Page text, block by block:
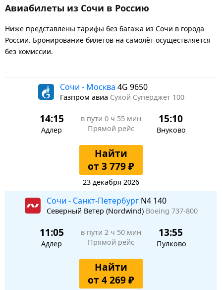
Авиабилеты из Сочи в Россию
Ниже представлены тарифы без багажа из Сочи в города
России. Бронирование билетов на самолёт осуществляется
без комиссии.
Сочи - Москва 4G 9650
Газпром авиа Сухой Суперджет 100
14:15
Адлер
в пути 0 ч 55 мин
Прямой рейс
15:10
Внуково
Найти
от 3 779 ₽
23 декабря 2026
Сочи - Санкт-Петербург N4 140
Северный Ветер (Nordwind) Boeing 737-800
11:05
Адлер
в пути 2 ч 50 мин
Прямой рейс
13:55
Пулково
Найти
от 4 269 ₽